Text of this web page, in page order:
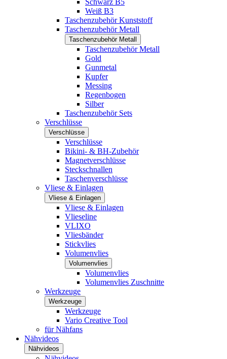
Schwarz B5
Weiß B3
Taschenzubehör Kunststoff
Taschenzubehör Metall
Taschenzubehör Metall
Taschenzubehör Metall
Gold
Gunmetal
Kupfer
Messing
Regenbogen
Silber
Taschenzubehör Sets
Verschlüsse
Verschlüsse
Verschlüsse
Bikini- & BH-Zubehör
Magnetverschlüsse
Steckschnallen
Taschenverschlüsse
Vliese & Einlagen
Vliese & Einlagen
Vliese & Einlagen
Vlieseline
VLIXO
Vliesbänder
Stickvlies
Volumenvlies
Volumenvlies
Volumenvlies
Volumenvlies Zuschnitte
Werkzeuge
Werkzeuge
Werkzeuge
Vario Creative Tool
für Nähfans
Nähvideos
Nähvideos